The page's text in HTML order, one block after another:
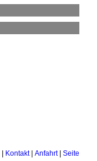
Kontakt Anfahrt Seite